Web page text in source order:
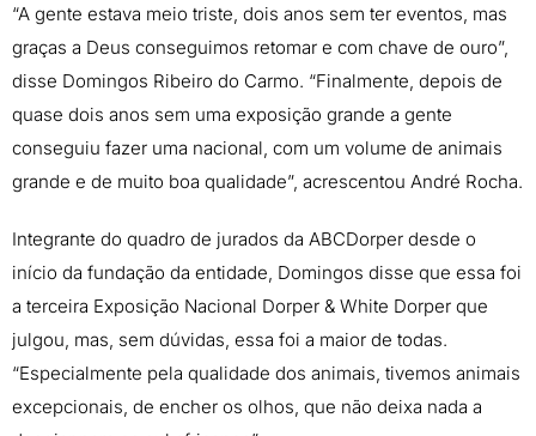
“A gente estava meio triste, dois anos sem ter eventos, mas
graças a Deus conseguimos retomar e com chave de ouro”,
disse Domingos Ribeiro do Carmo. “Finalmente, depois de
quase dois anos sem uma exposição grande a gente
conseguiu fazer uma nacional, com um volume de animais
grande e de muito boa qualidade”, acrescentou André Rocha.
Integrante do quadro de jurados da ABCDorper desde o
início da fundação da entidade, Domingos disse que essa foi
a terceira Exposição Nacional Dorper & White Dorper que
julgou, mas, sem dúvidas, essa foi a maior de todas.
“Especialmente pela qualidade dos animais, tivemos animais
excepcionais, de encher os olhos, que não deixa nada a